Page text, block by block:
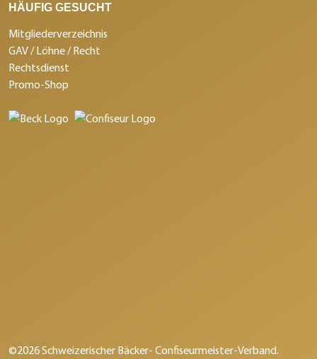
HÄUFIG GESUCHT
Mitgliederverzeichnis
GAV / Löhne / Recht
Rechtsdienst
Promo-Shop
©2026 Schweizerischer Bäcker- Confiseurmeister-Verband.